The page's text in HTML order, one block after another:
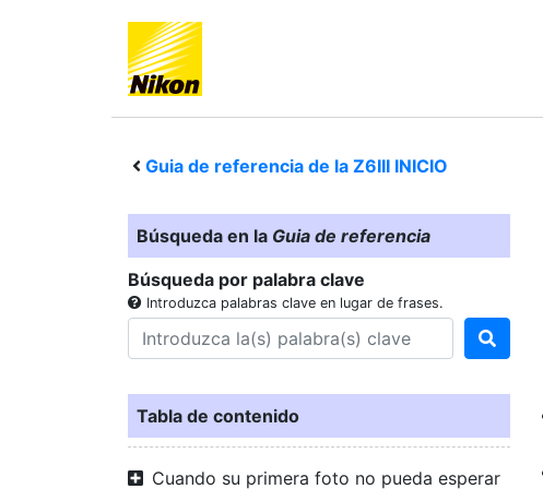
Guia de referencia de la Z6III INICIO
Búsqueda en la Guia de referencia
Búsqueda por palabra clave
Introduzca palabras clave en lugar de frases.
Tabla de contenido
Cuando su primera foto no pueda esperar